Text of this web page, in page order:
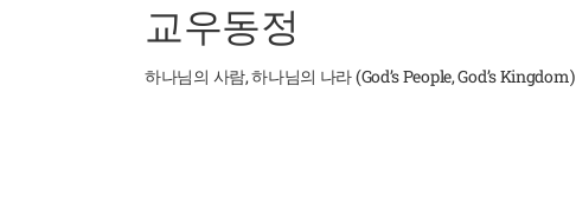
교우동정
하나님의 사람, 하나님의 나라 (God’s People, God’s Kingdom)